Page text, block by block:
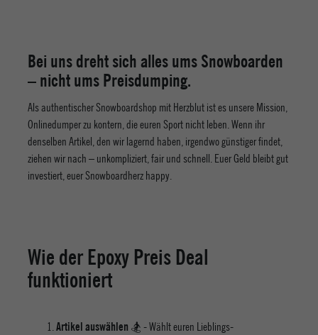
Bei uns dreht sich alles ums Snowboarden
– nicht ums Preisdumping.
Als authentischer Snowboardshop mit Herzblut ist es unsere Mission,
Onlinedumper zu kontern, die euren Sport nicht leben. Wenn ihr
denselben Artikel, den wir lagernd haben, irgendwo günstiger findet,
ziehen wir nach – unkompliziert, fair und schnell. Euer Geld bleibt gut
investiert, euer Snowboardherz happy.
Wie der Epoxy Preis Deal
funktioniert
Artikel auswählen 🏂 - Wählt euren Lieblings-